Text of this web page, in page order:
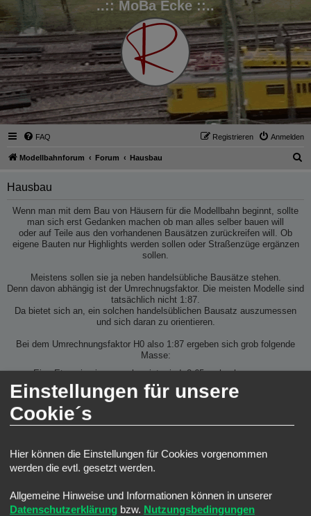
..:: MoBa Ecke ::..
FAQ Anmelden
Registrieren
Modellbahnforum Forum Hausbau
Hausbau
Wenn man mit dem Bau von Häusern für die Modellbahn beginnt, sollte
man sich erst Gedanken machen ob man alles selber bauen will
oder auf Teile aus den vorhandenen Bausätzen zurückreifen will. Ob
eigene Bauten nur Highlights werden sollen oder Straßenzüge ergänzen
sollen.
Meistens sollen sie ja neben handelsübliche Bausätze stehen.
Denn davon abhängig ist der Umrechnugsfaktor. Die meisten Modelle sind
tatsächlich nicht 1:87.
Da bietet sich an, ein solchen handelsüblichen Bausatz auszumessen
und sich daran zu orientieren.
Bei dem Umrechnungsfaktor H0 also 1:87 ergeben sich grob folgende
Masse:
Eine Etage in einem neubau ist mind. 2,65cm hoch.
Bei Gebäuden aus den 60gern bis in die 80ger dann 2,88cm hoch.
Bei klassischen Altbauten ergibt sich eine Höhe von 3,8 cm.
Bei Gebäuden aus der Gründerzeit und Aristokratie ergibt sich eine
Höhe von ca 5,2 cm.
zu haben.
Einstellungen für unsere
Cookie´s
Hier können die Einstellungen für Cookies vorgenommen
werden die evtl. gesetzt werden.
Allgemeine Hinweise und Informationen können in unserer
Datenschutzerklärung bzw. Nutzungsbedingungen